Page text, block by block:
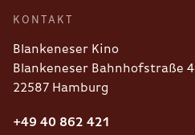
KONTAKT
Blankeneser Kino
Blankeneser Bahnhofstraße 4
22587 Hamburg
+49 40 862 421